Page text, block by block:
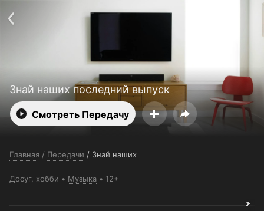
Знай наших последний выпуск
Смотреть Передачу
Главная / Передачи / Знай наших
Досуг, хобби Музыка 12+
Политика конфиденциальности
Открыть приложение
Ввести промокод
Установить на ТВ
Бесплатные каналы Контакты